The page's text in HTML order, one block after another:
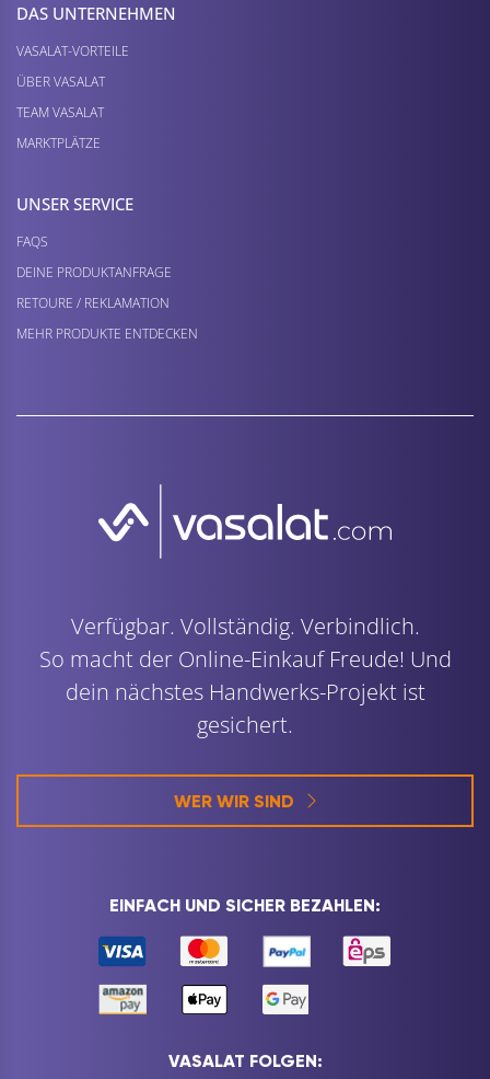
DAS UNTERNEHMEN
VASALAT-VORTEILE
ÜBER VASALAT
TEAM VASALAT
MARKTPLÄTZE
UNSER SERVICE
FAQS
DEINE PRODUKTANFRAGE
RETOURE / REKLAMATION
MEHR PRODUKTE ENTDECKEN
Verfügbar. Vollständig. Verbindlich.
So macht der Online-Einkauf Freude! Und
dein nächstes Handwerks-Projekt ist
gesichert.
WER WIR SIND
EINFACH UND SICHER BEZAHLEN:
VASALAT FOLGEN: